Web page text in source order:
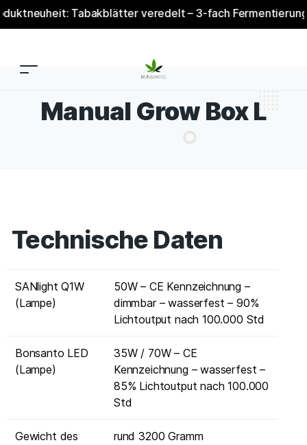
Tabakblätter veredelt – 3-fach Fermentierung &
Manual Grow Box L
Technische Daten
SANlight Q1W
(Lampe)
50W – CE Kennzeichnung –
dimmbar – wasserfest – 90%
Lichtoutput nach 100.000 Std
Bonsanto LED
(Lampe)
35W / 70W – CE
Kennzeichnung – wasserfest –
85% Lichtoutput nach 100.000
Std
Gewicht des
rund 3200 Gramm